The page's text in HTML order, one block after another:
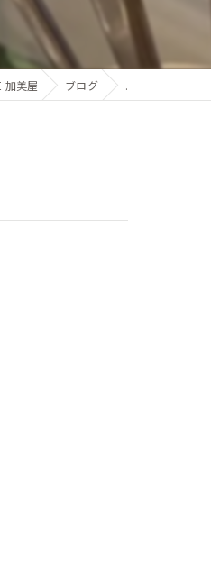
加美屋 ブログ .